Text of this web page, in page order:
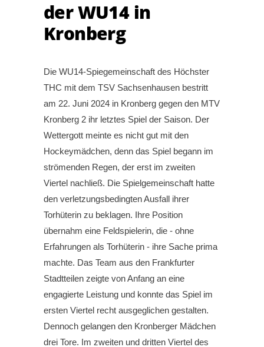
der WU14 in
Kronberg
Die WU14-Spiegemeinschaft des Höchster
THC mit dem TSV Sachsenhausen bestritt
am 22. Juni 2024 in Kronberg gegen den MTV
Kronberg 2 ihr letztes Spiel der Saison. Der
Wettergott meinte es nicht gut mit den
Hockeymädchen, denn das Spiel begann im
strömenden Regen, der erst im zweiten
Viertel nachließ. Die Spielgemeinschaft hatte
den verletzungsbedingten Ausfall ihrer
Torhüterin zu beklagen. Ihre Position
übernahm eine Feldspielerin, die - ohne
Erfahrungen als Torhüterin - ihre Sache prima
machte. Das Team aus den Frankfurter
Stadtteilen zeigte von Anfang an eine
engagierte Leistung und konnte das Spiel im
ersten Viertel recht ausgeglichen gestalten.
Dennoch gelangen den Kronberger Mädchen
drei Tore. Im zweiten und dritten Viertel des